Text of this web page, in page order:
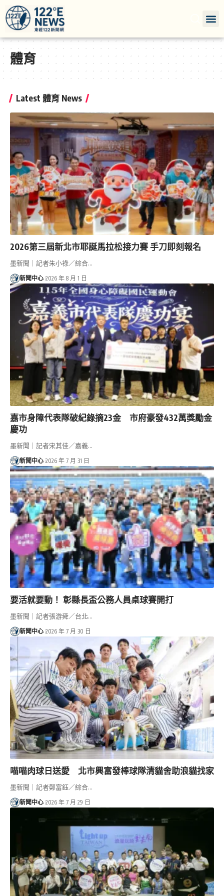
體育
Latest 體育 News
2026第三屆新北市耶誕馬拉松接力賽 手刀即刻報名
墨新聞｜記者朱小祿／綜合…
新聞中心 2026 年 8 月 1 日
嘉市身障代表隊破紀錄摘23金 市府豪發432萬獎勵金
慶功
墨新聞｜記者宋其佳／嘉義…
新聞中心 2026 年 7 月 31 日
要活就要動！ 彰縣長盃公務人員桌球賽開打
墨新聞｜記者張游舜／台北…
新聞中心 2026 年 7 月 30 日
喵喵肉球日送愛 北市興富發棒球隊清貓舍助浪貓找家
墨新聞｜記者鄭富鈺／綜合…
新聞中心 2026 年 7 月 29 日